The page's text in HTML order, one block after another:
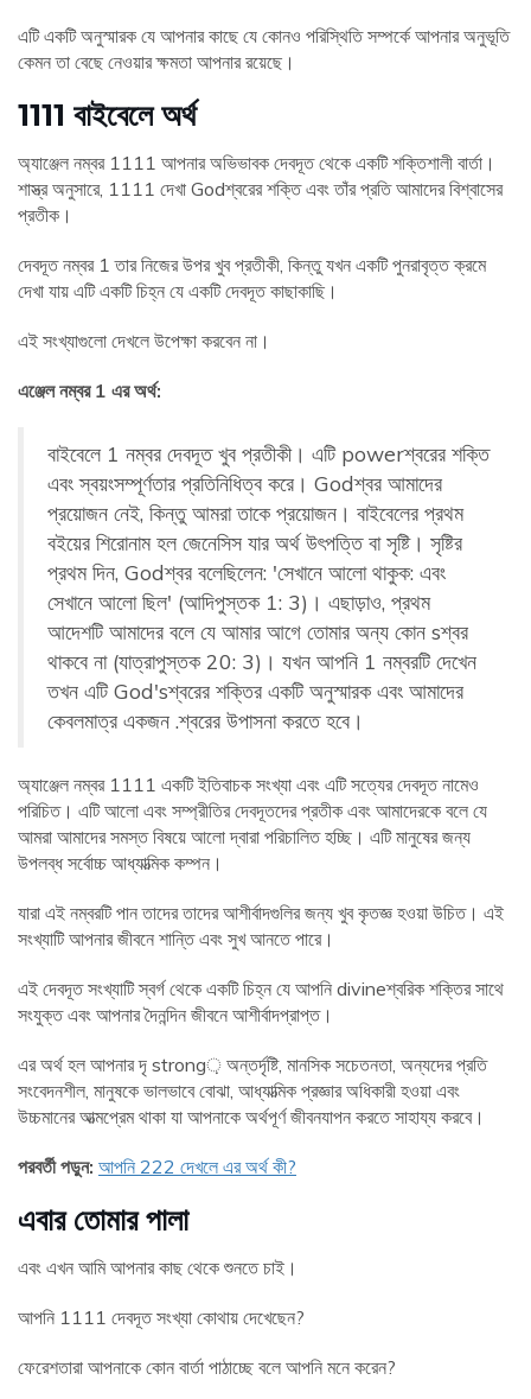
এটি একটি অনুস্মারক যে আপনার কাছে যে কোনও পরিস্থিতি সম্পর্কে আপনার অনুভূতি
কেমন তা বেছে নেওয়ার ক্ষমতা আপনার রয়েছে।
1111 বাইবেলে অর্থ
অ্যাঞ্জেল নম্বর 1111 আপনার অভিভাবক দেবদূত থেকে একটি শক্তিশালী বার্তা।
শাস্ত্র অনুসারে, 1111 দেখা Godশ্বরের শক্তি এবং তাঁর প্রতি আমাদের বিশ্বাসের
প্রতীক।
দেবদূত নম্বর 1 তার নিজের উপর খুব প্রতীকী, কিন্তু যখন একটি পুনরাবৃত্ত ক্রমে
দেখা যায় এটি একটি চিহ্ন যে একটি দেবদূত কাছাকাছি।
এই সংখ্যাগুলো দেখলে উপেক্ষা করবেন না।
এঞ্জেল নম্বর 1 এর অর্থ:
বাইবেলে 1 নম্বর দেবদূত খুব প্রতীকী। এটি powerশ্বরের শক্তি
এবং স্বয়ংসম্পূর্ণতার প্রতিনিধিত্ব করে। Godশ্বর আমাদের
প্রয়োজন নেই, কিন্তু আমরা তাকে প্রয়োজন। বাইবেলের প্রথম
বইয়ের শিরোনাম হল জেনেসিস যার অর্থ উৎপত্তি বা সৃষ্টি। সৃষ্টির
প্রথম দিন, Godশ্বর বলেছিলেন: 'সেখানে আলো থাকুক: এবং
সেখানে আলো ছিল' (আদিপুস্তক 1: 3)। এছাড়াও, প্রথম
আদেশটি আমাদের বলে যে আমার আগে তোমার অন্য কোন sশ্বর
থাকবে না (যাত্রাপুস্তক 20: 3)। যখন আপনি 1 নম্বরটি দেখেন
তখন এটি God'sশ্বরের শক্তির একটি অনুস্মারক এবং আমাদের
কেবলমাত্র একজন .শ্বরের উপাসনা করতে হবে।
অ্যাঞ্জেল নম্বর 1111 একটি ইতিবাচক সংখ্যা এবং এটি সত্যের দেবদূত নামেও
পরিচিত। এটি আলো এবং সম্প্রীতির দেবদূতদের প্রতীক এবং আমাদেরকে বলে যে
আমরা আমাদের সমস্ত বিষয়ে আলো দ্বারা পরিচালিত হচ্ছি। এটি মানুষের জন্য
উপলব্ধ সর্বোচ্চ আধ্যাত্মিক কম্পন।
যারা এই নম্বরটি পান তাদের তাদের আশীর্বাদগুলির জন্য খুব কৃতজ্ঞ হওয়া উচিত। এই
সংখ্যাটি আপনার জীবনে শান্তি এবং সুখ আনতে পারে।
এই দেবদূত সংখ্যাটি স্বর্গ থেকে একটি চিহ্ন যে আপনি divineশ্বরিক শক্তির সাথে
সংযুক্ত এবং আপনার দৈনন্দিন জীবনে আশীর্বাদপ্রাপ্ত।
এর অর্থ হল আপনার দৃ strong় অন্তর্দৃষ্টি, মানসিক সচেতনতা, অন্যদের প্রতি
সংবেদনশীল, মানুষকে ভালভাবে বোঝা, আধ্যাত্মিক প্রজ্ঞার অধিকারী হওয়া এবং
উচ্চমানের আত্মপ্রেম থাকা যা আপনাকে অর্থপূর্ণ জীবনযাপন করতে সাহায্য করবে।
পরবর্তী পড়ুন: আপনি 222 দেখলে এর অর্থ কী?
এবার তোমার পালা
এবং এখন আমি আপনার কাছ থেকে শুনতে চাই।
আপনি 1111 দেবদূত সংখ্যা কোথায় দেখেছেন?
ফেরেশতারা আপনাকে কোন বার্তা পাঠাচ্ছে বলে আপনি মনে করেন?